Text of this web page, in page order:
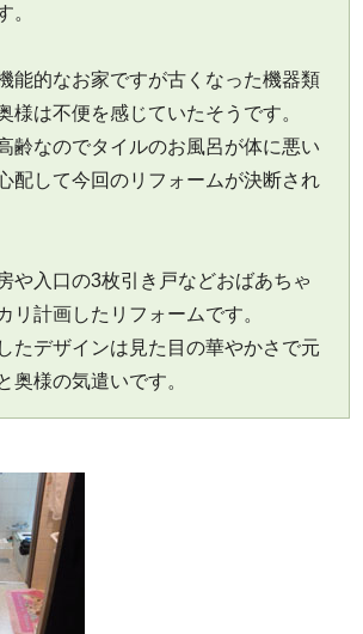
。
能的なお家ですが古くなった機器類
様は不便を感じていたそうです。
齢なのでタイルのお風呂が体に悪い
配して今回のリフォームが決断され
や入口の3枚引き戸などおばあちゃ
リ計画したリフォームです。
たデザインは見た目の華やかさで元
奥様の気遣いです。